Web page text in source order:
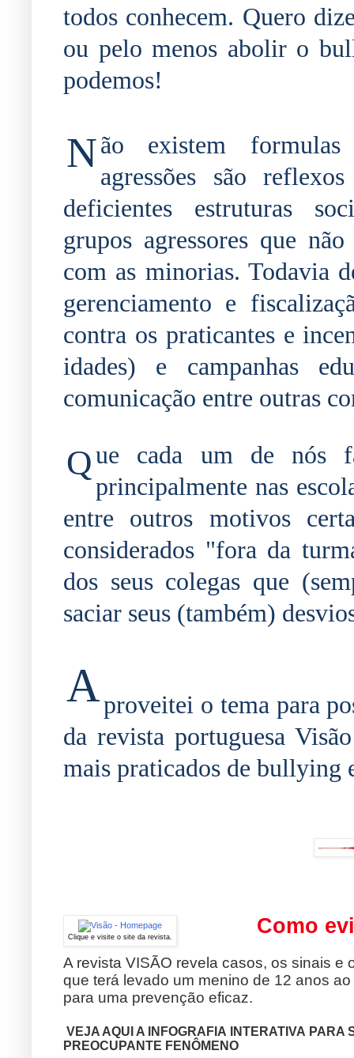
todos conhecem. Quero
ou pelo menos abolir o
podemos!
Não existem
agressões são
deficientes estruturas
grupos agressores que
com as minorias. Todavia
gerenciamento e
contra os praticantes e
idades) e campanhas
comunicação entre outras
Que cada um de nós
principalmente nas
entre outros motivos
considerados "fora da
dos seus colegas que
saciar seus (também)
Aproveitei o tema para
da revista portuguesa
mais praticados de bullying
Clique e visite o site da revista. Como
A revista VISÃO revela casos, os sinais e
que terá levado um menino de 12 anos
para uma prevenção eficaz.
VEJA AQUI A INFOGRAFIA INTERATIVA PARA
PREOCUPANTE FENÔMENO